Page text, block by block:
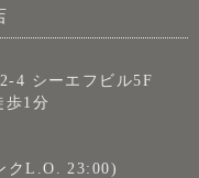
4 シーエフビル5F
歩1分
クL.O. 23:00)